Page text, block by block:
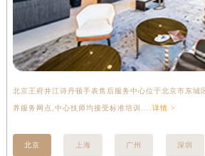
北京王府井江诗丹顿手表售后服务中心位于北京市东城
养服务网点,中心技师均接受标准培训.... 详情 >
北京 上海 广州 深圳